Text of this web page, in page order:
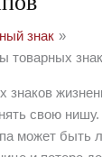
знак
товарных
знаков
свою нишу.
может быть